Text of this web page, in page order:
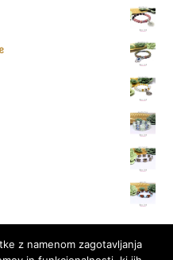
z namenom zagotavljanja